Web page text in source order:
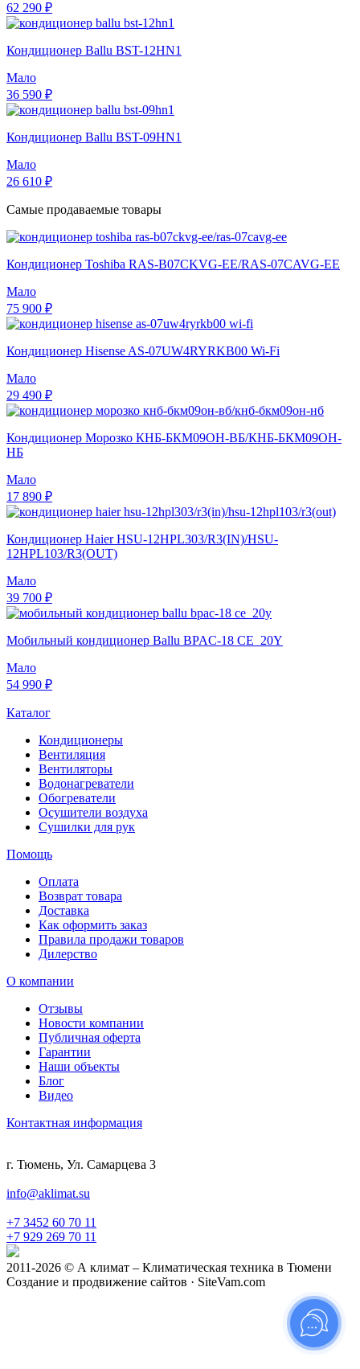
62 290 ₽
Кондиционер Ballu BST-12HN1
Мало
36 590 ₽
Кондиционер Ballu BST-09HN1
Мало
26 610 ₽
Самые продаваемые товары
Кондиционер Toshiba RAS-B07CKVG-EE/RAS-07CAVG-EE
Мало
75 900 ₽
Кондиционер Hisense AS-07UW4RYRKB00 Wi-Fi
Мало
29 490 ₽
Кондиционер Морозко КНБ-БКМ09ОН-ВБ/КНБ-БКМ09ОН-
НБ
Мало
17 890 ₽
Кондиционер Haier HSU-12HPL303/R3(IN)/HSU-
12HPL103/R3(OUT)
Мало
39 700 ₽
Мобильный кондиционер Ballu BPAC-18 CE_20Y
Мало
54 990 ₽
Каталог
Кондиционеры
Вентиляция
Вентиляторы
Водонагреватели
Обогреватели
Осушители воздуха
Сушилки для рук
Помощь
Оплата
Возврат товара
Доставка
Как оформить заказ
Правила продажи товаров
Дилерство
О компании
Отзывы
Новости компании
Публичная оферта
Гарантии
Наши объекты
Блог
Видео
Контактная информация
г. Тюмень, Ул. Самарцева 3
info@aklimat.su
+7 3452 60 70 11
+7 929 269 70 11
2011-2026 © А климат – Климатическая техника в Тюмени
Создание и продвижение сайтов · SiteVam.com